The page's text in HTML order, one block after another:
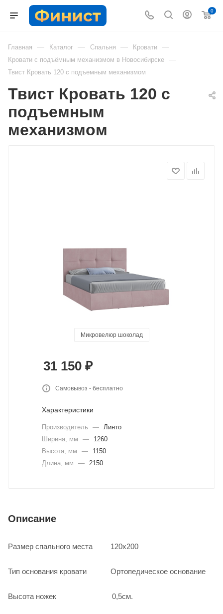
0
Главная — Каталог — Спальня — Кровати —
Кровати с подъёмным механизмом в Новосибирске —
Твист Кровать 120 с подъемным механизмом
Твист Кровать 120 с
подъемным
механизмом
Микровелюр розовый
Микровелюр шоколад
31 150 ₽
Самовывоз - бесплатно
Характеристики
Производитель — Линто
Ширина, мм
—
1260
Высота, мм
—
1150
Длина, мм
— 2150
Описание
Размер спального места 120х200
Тип основания кровати Ортопедическое основание
Высота ножек 0,5см.